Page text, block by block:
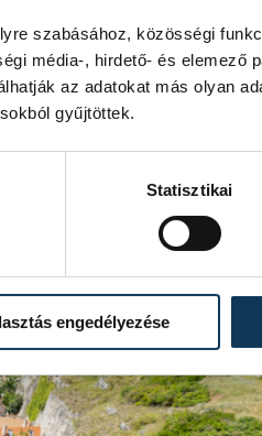
szabásához, közösségi
média-, hirdető- és elemező
az adatokat más olyan
gyűjtöttek.
Statisztikai
engedélyezése
zárul
perc alatt